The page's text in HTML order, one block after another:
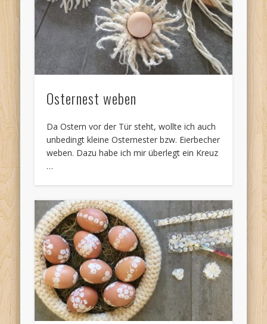
Osternest weben
Da Ostern vor der Tür steht, wollte ich auch
unbedingt kleine Osternester bzw. Eierbecher
weben. Dazu habe ich mir überlegt ein Kreuz
…